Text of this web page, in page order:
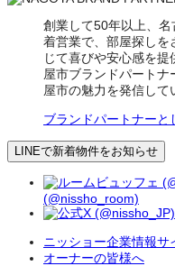
創業して50年以上、
着営業で、部屋探しを
じて喜びや安心感を
屋市ブランドパート
屋市の魅力を発信して
ブランドパートナーと
LINEで新着物件をお知らせ
(@nissho_room)
ニッショー企業情報サ
オーナーの皆様へ